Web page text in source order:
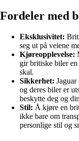
Fordeler med
Eksklusivitet:
seg ut på veiene
Kjøreopplevelse:
gir britiske biler en
skal.
Sikkerhet:
og deres biler er
beskytte deg og
Stil: Å kjøre en
ikke bare om
personlige stil og